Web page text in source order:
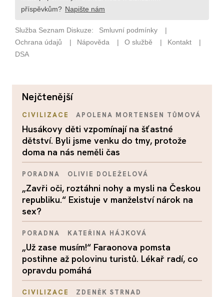
nejčtenější
CIVILIZACE APOLENA MORTENSEN TŮMOVÁ
Husákovy děti vzpomínají na šťastné
dětství. Byli jsme venku do tmy, protože
doma na nás neměli čas
PORADNA OLIVIE DOLEŽELOVÁ
„Zavři oči, roztáhni nohy a mysli na Českou
republiku.“ Existuje v manželství nárok na
sex?
PORADNA KATEŘINA HÁJKOVÁ
„Už zase musím!“ Faraonova pomsta
postihne až polovinu turistů. Lékař radí, co
opravdu pomáhá
CIVILIZACE ZDENĚK STRNAD